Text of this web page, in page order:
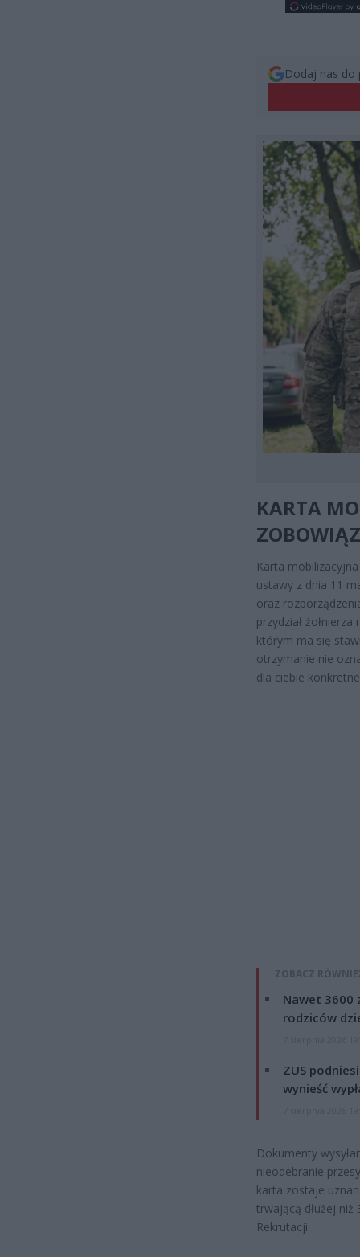
Dodaj nas do
KARTA
Karta
ustawy z dnia 11
oraz
przydział
którym ma się
otrzymanie nie
dla ciebie
ZOBACZ
Nawet 3600
rodziców
ZUS
wynieść
Dokumenty
nieodebranie
karta zostaje
trwającą dłużej niż
Rekrutacji.